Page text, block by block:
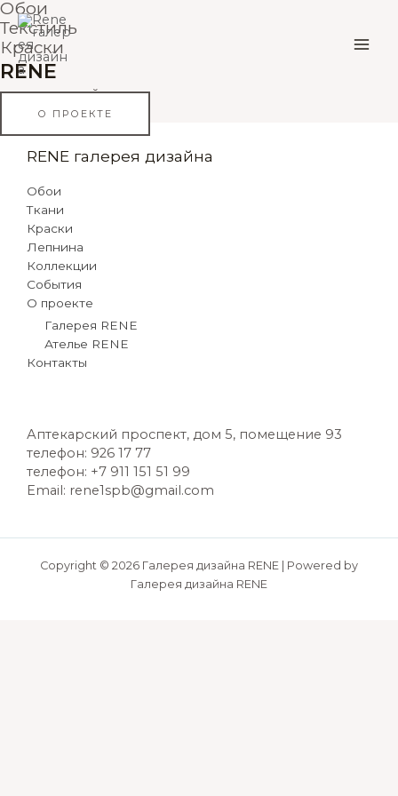
Перейти
к
содержимому
Обои
Текстиль
Краски
RENE
галерея дизайна
О ПРОЕКТЕ
RENE галерея дизайна
Обои
Ткани
Краски
Лепнина
Коллекции
События
О проекте
Галерея RENE
Ателье RENE
Контакты
Аптекарский проспект, дом 5, помещение 93
телефон: 926 17 77
телефон: +7 911 151 51 99
Email: rene1spb@gmail.com
Copyright © 2026 Галерея дизайна RENE | Powered by
Галерея дизайна RENE